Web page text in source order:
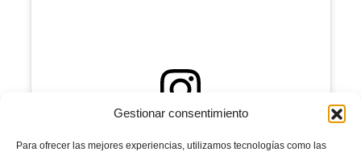
Gestionar consentimiento
Para ofrecer las mejores experiencias, utilizamos tecnologías como las